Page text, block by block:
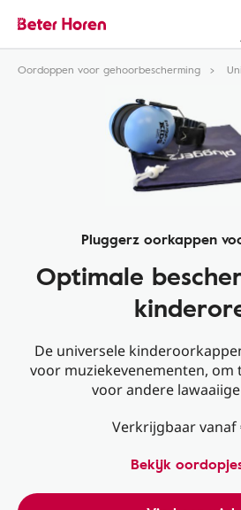
Oordoppen voor gehoorbescherming
Pluggerz oorkappen
Optimale
De universele
voor muziekevenementen, om
voor andere
Verkrijgbaar vanaf
Bekijk